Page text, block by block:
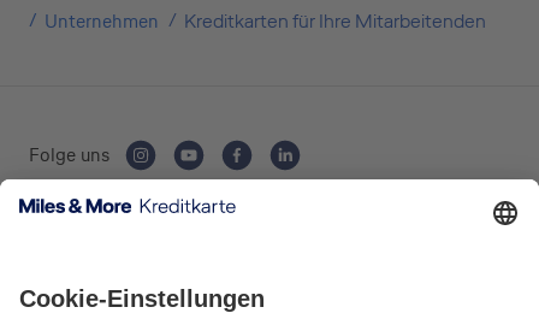
Unternehmen Kreditkarten für Ihre Mitarbeitenden
Folge uns